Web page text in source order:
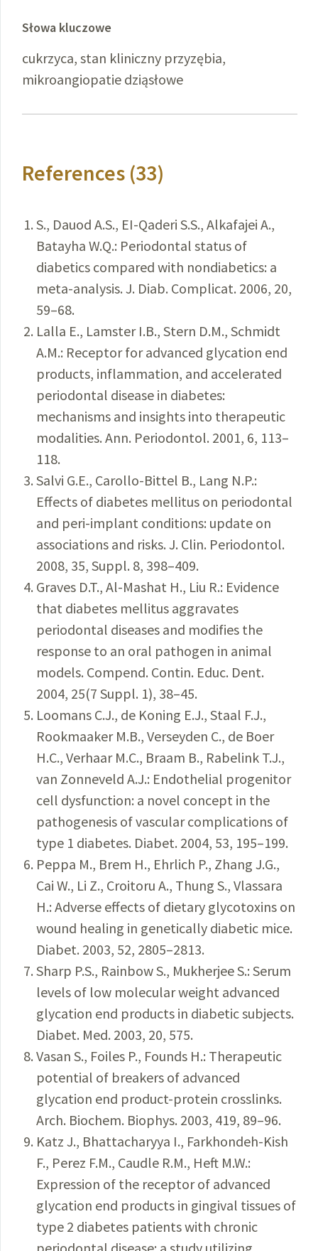
Słowa kluczowe
cukrzyca, stan kliniczny przyzębia,
mikroangiopatie dziąsłowe
References (33)
S., Dauod A.S., EI-Qaderi S.S., Alkafajei A.,
Batayha W.Q.: Periodontal status of
diabetics compared with nondiabetics: a
meta-analysis. J. Diab. Complicat. 2006, 20,
59–68.
Lalla E., Lamster I.B., Stern D.M., Schmidt
A.M.: Receptor for advanced glycation end
products, inflammation, and accelerated
periodontal disease in diabetes:
mechanisms and insights into therapeutic
modalities. Ann. Periodontol. 2001, 6, 113–
118.
Salvi G.E., Carollo-Bittel B., Lang N.P.:
Effects of diabetes mellitus on periodontal
and peri-implant conditions: update on
associations and risks. J. Clin. Periodontol.
2008, 35, Suppl. 8, 398–409.
Graves D.T., Al-Mashat H., Liu R.: Evidence
that diabetes mellitus aggravates
periodontal diseases and modifies the
response to an oral pathogen in animal
models. Compend. Contin. Educ. Dent.
2004, 25(7 Suppl. 1), 38–45.
Loomans C.J., de Koning E.J., Staal F.J.,
Rookmaaker M.B., Verseyden C., de Boer
H.C., Verhaar M.C., Braam B., Rabelink T.J.,
van Zonneveld A.J.: Endothelial progenitor
cell dysfunction: a novel concept in the
pathogenesis of vascular complications of
type 1 diabetes. Diabet. 2004, 53, 195–199.
Peppa M., Brem H., Ehrlich P., Zhang J.G.,
Cai W., Li Z., Croitoru A., Thung S., Vlassara
H.: Adverse effects of dietary glycotoxins on
wound healing in genetically diabetic mice.
Diabet. 2003, 52, 2805–2813.
Sharp P.S., Rainbow S., Mukherjee S.: Serum
levels of low molecular weight advanced
glycation end products in diabetic subjects.
Diabet. Med. 2003, 20, 575.
Vasan S., Foiles P., Founds H.: Therapeutic
potential of breakers of advanced
glycation end product-protein crosslinks.
Arch. Biochem. Biophys. 2003, 419, 89–96.
Katz J., Bhattacharyya I., Farkhondeh-Kish
F., Perez F.M., Caudle R.M., Heft M.W.:
Expression of the receptor of advanced
glycation end products in gingival tissues of
type 2 diabetes patients with chronic